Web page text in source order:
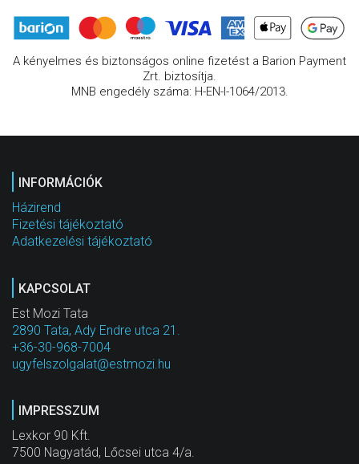
A kényelmes és biztonságos online fizetést a Barion Payment
Zrt. biztosítja.
MNB engedély száma: H-EN-I-1064/2013.
INFORMÁCIÓK
Házirend
Fizetési tájékoztató
Adatkezelési tájékoztató
KAPCSOLAT
Est Mozi Tata
2890 Tata, Ady Endre utca 21.
+36-30-968-7004
ugyfelszolgalat@estmozi.hu
IMPRESSZUM
Lexkor 90 Kft.
7500 Nagyatád, Lőcsei utca 4/a.